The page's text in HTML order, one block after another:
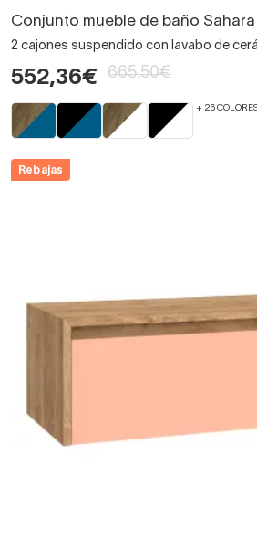
Conjunto mueble de baño
2 cajones suspendido con lavabo de
552,36€ 665,50€
+ 26
Rebajas